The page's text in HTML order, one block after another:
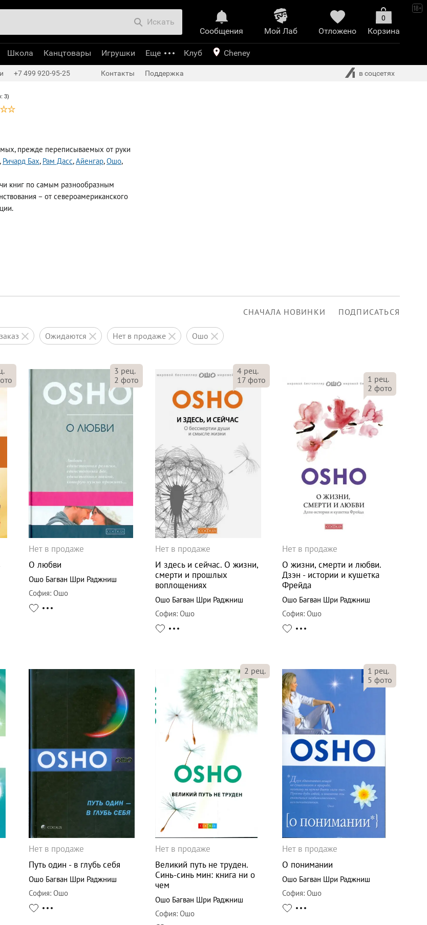
3)
прежде переписываемых от руки
, Ричард Бах, Рам Дасс,Айенгар,Ошо,
книг по самым разнообразным
– от североамериканского
СНАЧАЛА НОВИНКИ ПОДПИСАТЬСЯ
ожидаются нет в продаже ошо
3 рец.
2 фото
Нет в продаже
О любви
Ошо Багван Шри Раджниш
София: Ошо
4рец.
17фото
Нет в продаже
И здесь и сейчас. О жизни,
смерти и прошлых
воплощениях
Ошо Багван Шри Раджниш
София: Ошо
1 рец.
2 фото
Нет в продаже
О жизни, смерти и любви.
Дзэн - истории и кушетка
Фрейда
Ошо Багван Шри Раджниш
София: Ошо
Нет в продаже
Путь один - в глубь себя
Ошо Багван Шри Раджниш
София: Ошо
2 рец.
Нет в продаже
Великий путь не труден.
Синь-синь мин: книга ни о
чем
Ошо Багван Шри Раджниш
София: Ошо
1 рец.
5 фото
Нет в продаже
О понимании
Ошо Багван Шри Раджниш
София: Ошо
Сообщения
Mой Лаб​
иринт
Отложено
0
Корзина
Искать
Школа Канцтовары Игрушки Еще Клуб Cheney
+7 499 920-95-25 Контакты Поддержка в соцсетях